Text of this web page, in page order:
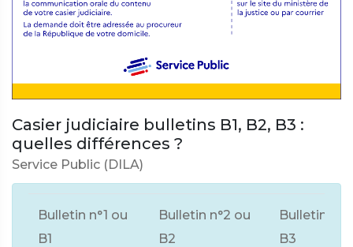
Casier judiciaire bulletins B1, B2, B3 :
quelles différences ?
Service Public (DILA)
Bulletin n°1 ou
B1
Bulletin n°2 ou
B2
Bulletin
B3